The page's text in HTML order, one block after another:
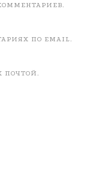
ПО EMAIL.
ПОЧТОЙ.